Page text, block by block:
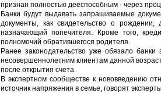
признан полностью дееспособным - через
Банки будут выдавать запрашиваемые
документы, как свидетельство о
назначающий попечителя. Кроме того,
полномочий обратившегося родителя.
Ранее законодательство уже обязало
несовершеннолетним клиентам данной
после открытия счета.
В экспертном сообществе к нововведению
источник напряжения в семье, говорят